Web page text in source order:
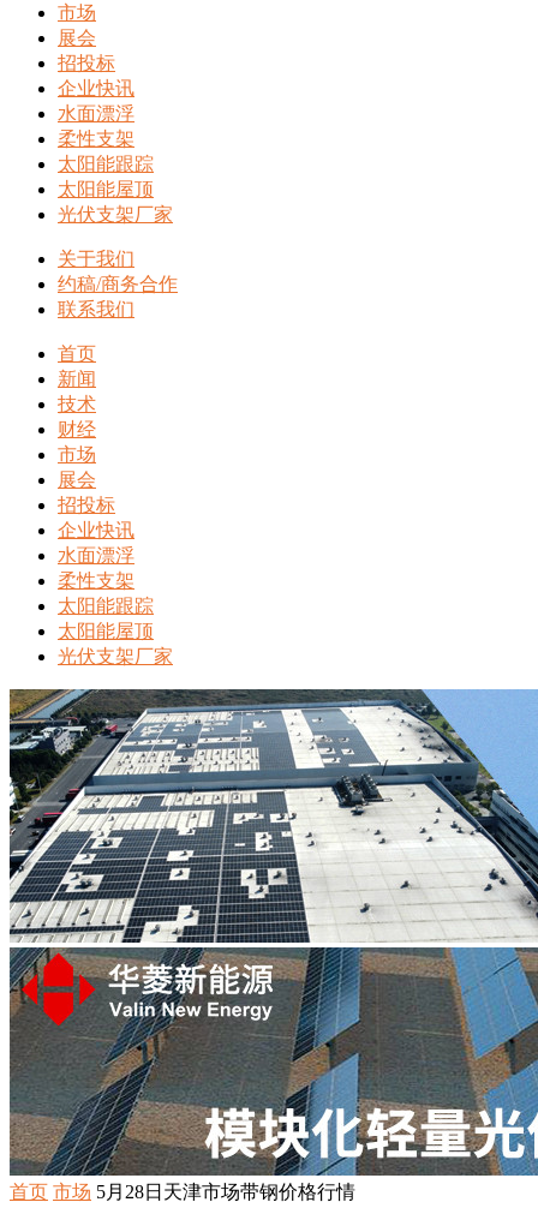
市场
展会
招投标
企业快讯
水面漂浮
柔性支架
太阳能跟踪
太阳能屋顶
光伏支架厂家
关于我们
约稿/商务合作
联系我们
首页
新闻
技术
财经
市场
展会
招投标
企业快讯
水面漂浮
柔性支架
太阳能跟踪
太阳能屋顶
光伏支架厂家
首页 市场 5月28日天津市场带钢价格行情